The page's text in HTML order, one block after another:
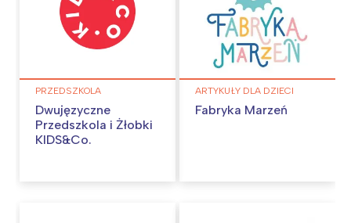
PRZEDSZKOLA
Dwujęzyczne
Przedszkola i Żłobki
KIDS&Co.
ARTYKUŁY DLA DZIECI
Fabryka Marzeń